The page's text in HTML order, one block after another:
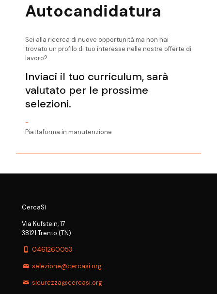
Autocandidatura
Sei alla ricerca di nuove opportunità ma non hai
trovato un profilo di tuo interesse nelle nostre offerte di
lavoro?
Inviaci il tuo curriculum, sarà
valutato per le prossime
selezioni.
-
Piattaforma in manutenzione
CercaSì
Via Kufstein, 17
38121 Trento (TN)
0461260053
selezione@cercasi.org
sicurezza@cercasi.org